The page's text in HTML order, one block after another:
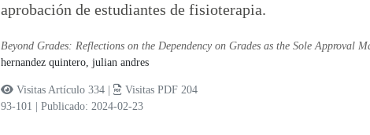
aprobación de estudiantes de fisioterapia.
Beyond Grades: Reflections on the Dependency on Grades as the Sole Approval
hernandez quintero, julian andres
Visitas Artículo 334 |
Visitas PDF 204
93-101
Publicado: 2024-02-23